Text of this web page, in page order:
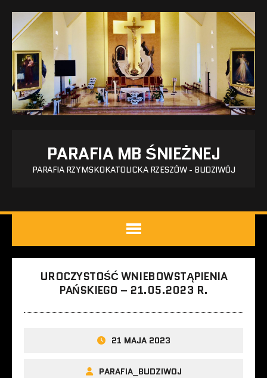
PARAFIA MB ŚNIEŻNEJ
PARAFIA RZYMSKOKATOLICKA RZESZÓW - BUDZIWÓJ
UROCZYSTOŚĆ WNIEBOWSTĄPIENIA
PAŃSKIEGO – 21.05.2023 R.
21 MAJA 2023
PARAFIA_BUDZIWOJ